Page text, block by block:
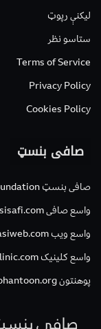
لیکنې رپوټ
ستاسو نظر
Terms of Service
Privacy Policy
Cookies Policy
صافی بنسټ
صافی بنسټ Safi Foundation
واسع صافی wasisafi.com
واسع ویب wasiweb.com
واسع کلینیک wasiclinic.com
پوهنتون pohantoon.org